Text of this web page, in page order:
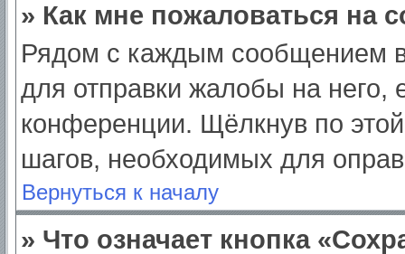
» Как мне пожаловаться на
Рядом с каждым сообщением
для отправки жалобы на него,
конференции. Щёлкнув по
шагов, необходимых для
Вернуться к началу
» Что означает кнопка